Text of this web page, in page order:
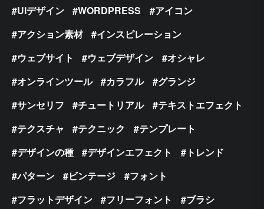
UIデザイン
WORDPRESS
アイコン
アクション素材
インスピレーション
ウェブサイト
ウェブデザイン
オシャレ
オンラインツール
カラフル
グランジ
サンセリフ
チュートリアル
テキストエフェクト
テクスチャ
テクニック
テンプレート
デザインの種
デザインエフェクト
トレンド
パターン
ビンテージ
フォント
フラットデザイン
フリーフォント
ブラシ